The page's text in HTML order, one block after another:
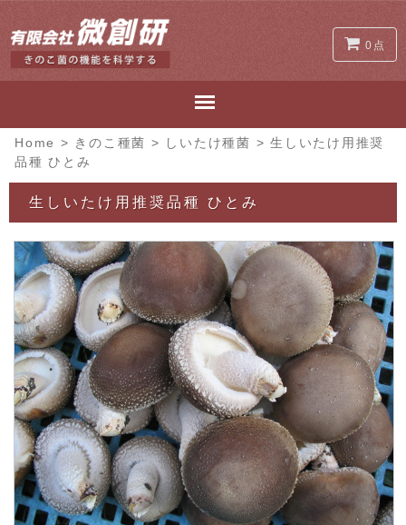
0点
Home > きのこ種菌 > しいたけ種菌 > 生しいたけ用推奨
品種 ひとみ
生しいたけ用推奨品種 ひとみ